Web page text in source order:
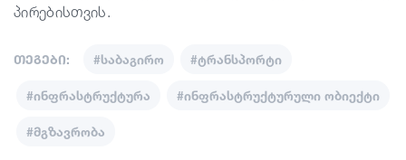
პირებისთვის.
თეგები: #საბაგირო #ტრანსპორტი
#ინფრასტრუქტურა #ინფრასტრუქტურული ობიექტი
#მგზავრობა